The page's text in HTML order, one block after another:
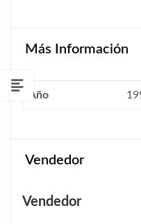
Más Información
Año
Vendedor
Vendedor